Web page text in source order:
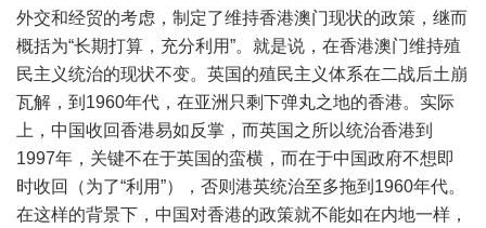
外交和经贸的考虑，制定了维持香港澳门现状的政策，继而
概括为“长期打算，充分利用”。就是说，在香港澳门维持殖
民主义统治的现状不变。英国的殖民主义体系在二战后土崩
瓦解，到 1960年代，在亚洲只剩下弹丸之地的香港。实际
上，中国收回香港易如反掌，而英国之所以统治香港到
1997年，关键不在于英国的蛮横，而在于中国政府不想即
时收回（为了“利用”），否则港英统治至多拖到 1960年代。
在这样的背景下，中国对香港的政策就不能如在内地一样，